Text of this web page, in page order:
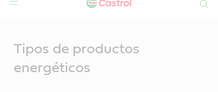
Tipos de productos
energéticos